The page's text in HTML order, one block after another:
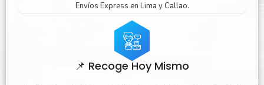
Envíos Express en Lima y Callao.
📌 Recoge Hoy Mismo